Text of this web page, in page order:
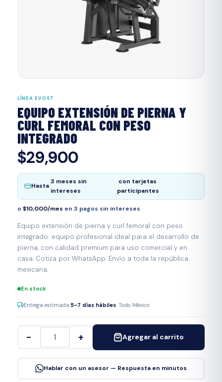
LÍNEA EVOST
EQUIPO EXTENSIÓN DE PIERNA Y
CURL FEMORAL CON PESO
INTEGRADO
$29,900
Hasta
3 meses sin
intereses
con tarjetas
participantes
o $10,000/mes en 3 pagos sin intereses
Equipo extensión de pierna y curl femoral con peso
integrado: equipo profesional ideal para el desarrollo de
pierna, con calidad premium para uso comercial y en
casa. Cotiza por WhatsApp. Envío a toda la república
mexicana.
En stock
Entrega estimada:5–7 días hábiles· Todo México
− + Agregar al carrito
Hablar con un asesor — Respuesta en minutos